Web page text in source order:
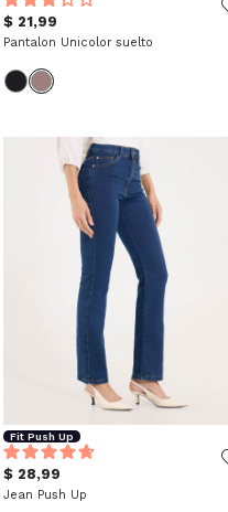
$ 21,99
Pantalon Unicolor suelto
Fit Push Up
$ 28,99
Jean Push Up